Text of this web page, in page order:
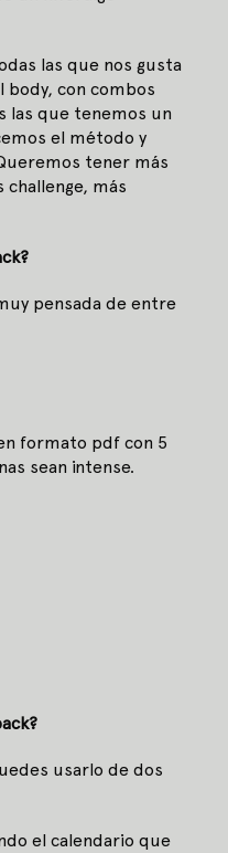
las que nos gusta
con combos
las que tenemos un
el método y
tener más
más
pensada de entre
formato pdf con 5
sean intense.
usarlo de dos
el calendario que